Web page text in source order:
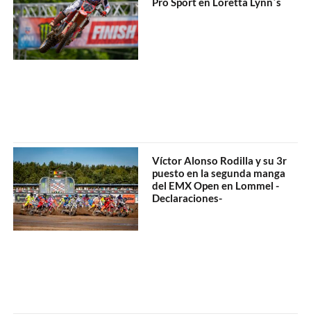
Víctor Alonso Rodilla y su 3r
puesto en la segunda manga
del EMX Open en Lommel -
Declaraciones-